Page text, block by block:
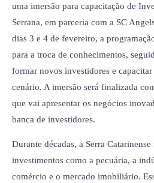
uma imersão para capacitação de
Serrana, em parceria com a SC
dias 3 e 4 de fevereiro, a
para a troca de conhecimentos,
formar novos investidores e capacitar
cenário. A imersão será finalizada
que vai apresentar os negócios
banca de investidores.
Durante décadas, a Serra
investimentos como a pecuária, a
comércio e o mercado imobiliário.